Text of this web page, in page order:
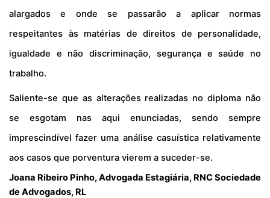
alargados e onde se passarão a aplicar normas
respeitantes às matérias de direitos de personalidade,
igualdade e não discriminação, segurança e saúde no
trabalho.
Saliente-se que as alterações realizadas no diploma não
se esgotam nas aqui enunciadas, sendo sempre
imprescindível fazer uma análise casuística relativamente
aos casos que porventura vierem a suceder-se.
Joana Ribeiro Pinho, Advogada Estagiária, RNC Sociedade
de Advogados, RL